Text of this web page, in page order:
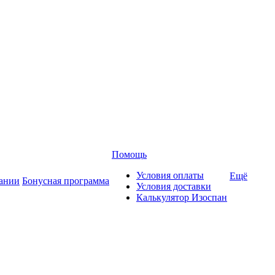
Бонусная программа
Помощь
Условия оплаты
Условия доставки
Калькулятор Изоспан
Ещё